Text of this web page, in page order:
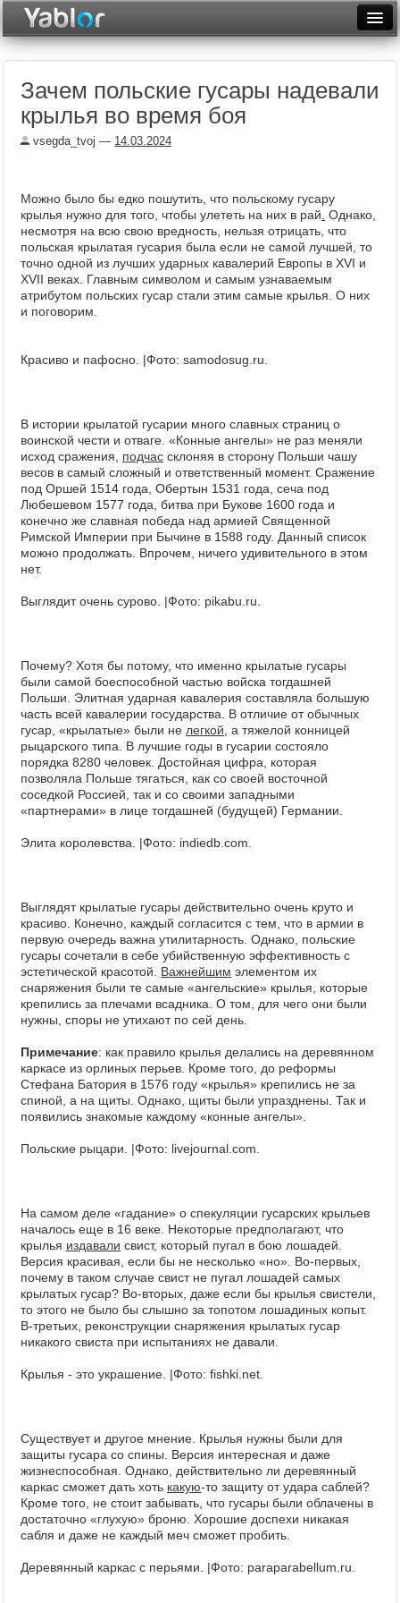
Неделя
Месяц
Архив
Фототоп
Видеотоп
Зачем польские гусары надевали
крылья во время боя
vsegda_tvoj — 14.03.2024
Можно было бы едко пошутить, что польскому гусару
крылья нужно для того, чтобы улететь на них в рай Однако,
несмотря на всю свою вредность, нельзя отрицать, что
польская крылатая гусария была если не самой лучшей, то
точно одной из лучших ударных кавалерий Европы в XVI и
XVII веках. Главным символом и самым узнаваемым
атрибутом польских гусар стали этим самые крылья. О них
и поговорим.
Красиво и пафосно. |Фото: samodosug.ru.
В истории крылатой гусарии много славных страниц о
воинской чести и отваге. «Конные ангелы» не раз меняли
исход сражения, подчас склоняя в сторону Польши чашу
весов в самый сложный и ответственный момент. Сражение
под Оршей 1514 года, Обертын 1531 года, сеча под
Любешевом 1577 года, битва при Букове 1600 года и
конечно же славная победа над армией Священной
Римской Империи при Бычине в 1588 году. Данный список
можно продолжать. Впрочем, ничего удивительного в этом
нет.
Выглядит очень сурово. |Фото: pikabu.ru.
Почему? Хотя бы потому, что именно крылатые гусары
были самой боеспособной частью войска тогдашней
Польши. Элитная ударная кавалерия составляла большую
часть всей кавалерии государства. В отличие от обычных
гусар, «крылатые» были не легкой , а тяжелой конницей
рыцарского типа. В лучшие годы в гусарии состояло
порядка 8280 человек. Достойная цифра, которая
позволяла Польше тягаться, как со своей восточной
соседкой Россией, так и со своими западными
«партнерами» в лице тогдашней (будущей) Германии.
Элита королевства. |Фото: indiedb.com.
Выглядят крылатые гусары действительно очень круто и
красиво. Конечно, каждый согласится с тем, что в армии в
первую очередь важна утилитарность. Однако, польские
гусары сочетали в себе убийственную эффективность с
эстетической красотой. Важнейшим элементом их
снаряжения были те самые «ангельские» крылья, которые
крепились за плечами всадника. О том, для чего они были
нужны, споры не утихают по сей день.
Примечание: как правило крылья делались на деревянном
каркасе из орлиных перьев. Кроме того, до реформы
Стефана Батория в 1576 году «крылья» крепились не за
спиной, а на щиты. Однако, щиты были упразднены. Так и
появились знакомые каждому «конные ангелы».
Польские рыцари. |Фото: livejournal.com.
На самом деле «гадание» о спекуляции гусарских крыльев
началось еще в 16 веке. Некоторые предполагают, что
крылья издавали свист, который пугал в бою лошадей.
Версия красивая, если бы не несколько «но». Во-первых,
почему в таком случае свист не пугал лошадей самых
крылатых гусар? Во-вторых, даже если бы крылья свистели,
то этого не было бы слышно за топотом лошадиных копыт.
В-третьих, реконструкции снаряжения крылатых гусар
никакого свиста при испытаниях не давали.
Крылья - это украшение. |Фото: fishki.net.
Существует и другое мнение. Крылья нужны были для
защиты гусара со спины. Версия интересная и даже
жизнеспособная. Однако, действительно ли деревянный
каркас сможет дать хоть какую-то защиту от удара саблей?
Кроме того, не стоит забывать, что гусары были облачены в
достаточно «глухую» броню. Хорошие доспехи никакая
сабля и даже не каждый меч сможет пробить.
Деревянный каркас с перьями. |Фото: paraparabellum.ru.